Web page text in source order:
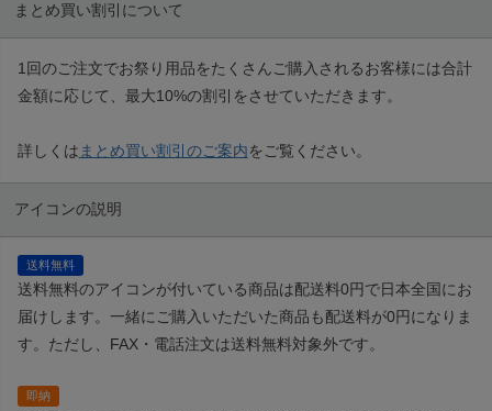
まとめ買い割引について
1回のご注文でお祭り用品をたくさんご購入されるお客様には合計
金額に応じて、最大10%の割引をさせていただきます。
詳しくは まとめ買い割引のご案内をご覧ください。
アイコンの説明
送料無料
送料無料のアイコンが付いている商品は配送料0円で日本全国にお
届けします。一緒にご購入いただいた商品も配送料が0円になりま
す。ただし、FAX・電話注文は送料無料対象外です。
即納